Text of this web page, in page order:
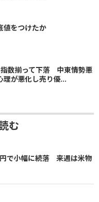
値をつけたか
指数揃って下落 中東情勢悪
理が悪化し売り優...
む
円で小幅に続落 来週は米物